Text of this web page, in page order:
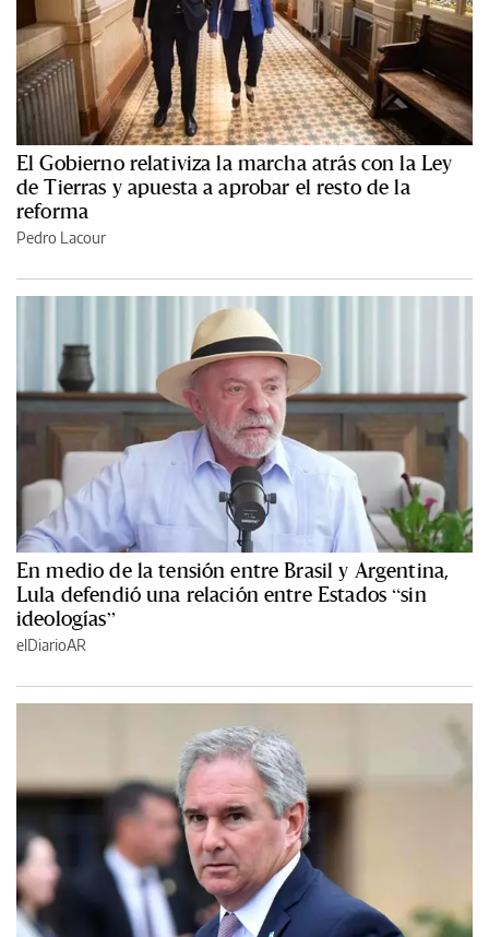
El Gobierno relativiza la marcha atrás con la Ley
de Tierras y apuesta a aprobar el resto de la
reforma
Pedro Lacour
En medio de la tensión entre Brasil y Argentina,
Lula defendió una relación entre Estados “sin
ideologías”
elDiarioAR